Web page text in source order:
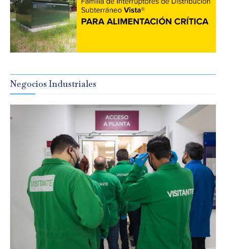
Negocios Industriales